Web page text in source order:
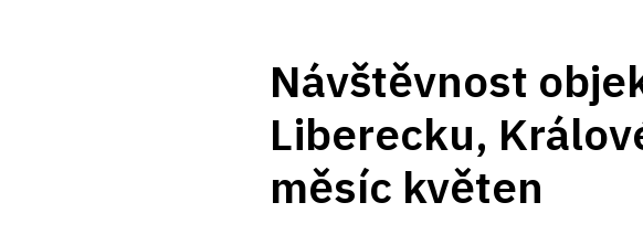
Návštěvnost
Liberecku,
měsíc květen